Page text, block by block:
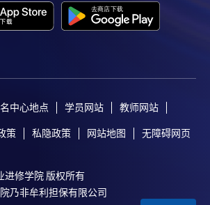
中心地点 学员网站 教师网站
策 私隐政策 网站地图 无障碍网页
进修学院 版权所有
乃非牟利担保有限公司